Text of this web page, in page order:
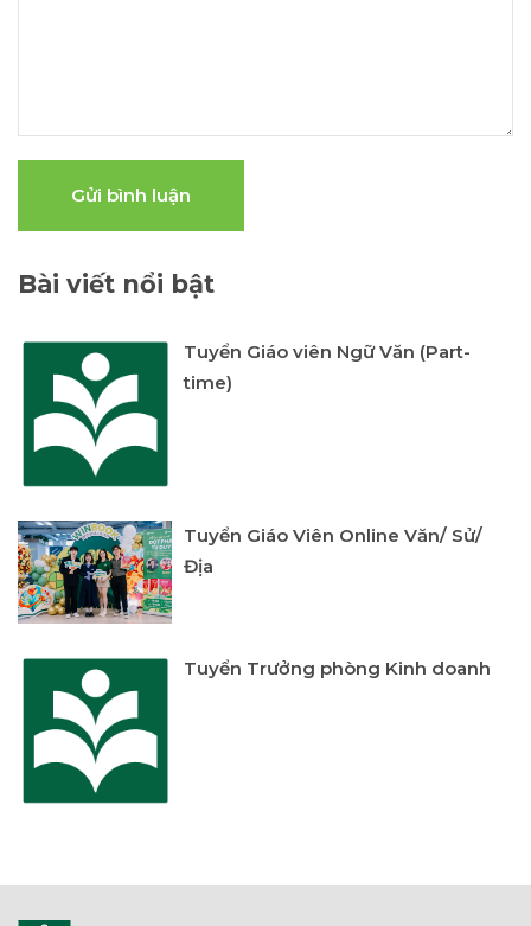
Gửi bình luận
Bài viết nổi bật
Tuyển Giáo viên Ngữ Văn (Part-
time)
Tuyển Giáo Viên Online Văn/ Sử/
Địa
Tuyển Trưởng phòng Kinh doanh